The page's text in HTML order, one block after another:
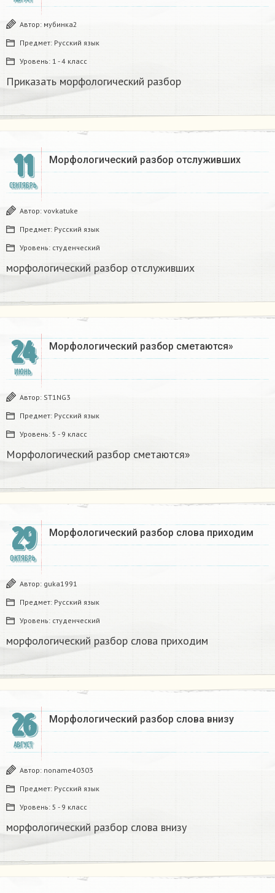
Автор: мубинка2
Предмет: Русский язык
Уровень: 1 - 4 класс
Приказать морфологический разбор
11
СЕНТЯБРЬ
Морфологический разбор отслуживших​
Автор: vovkatuke
Предмет: Русский язык
Уровень: студенческий
морфологический разбор отслуживших​
24
ИЮНЬ
Морфологический разбор сметаются»
Автор: ST1NG3
Предмет: Русский язык
Уровень: 5 - 9 класс
Морфологический разбор сметаются»
29
ОКТЯБРЬ
Морфологический разбор слова приходим​
Автор: guka1991
Предмет: Русский язык
Уровень: студенческий
морфологический разбор слова приходим​
26
АВГУСТ
Морфологический разбор слова внизу
Автор: noname40303
Предмет: Русский язык
Уровень: 5 - 9 класс
морфологический разбор слова внизу